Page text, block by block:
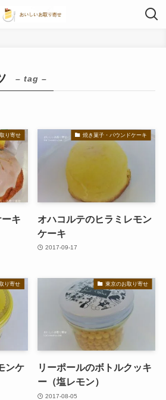
– tag –
り寄せ
キ
焼き菓子・パウンドケーキ
オハコルテのヒラミレモン
ケーキ
2017-09-17
り寄せ
ンケ
東京のお取り寄せ
リーポールのボトルクッキ
ー（塩レモン）
2017-08-05